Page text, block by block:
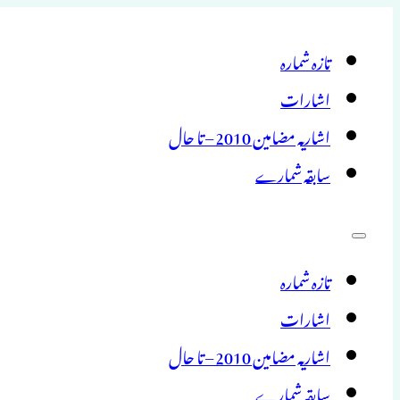
تازہ شمارہ
اشارات
اشاریہ مضامین 2010 – تا حال
سابقہ شمارے
تازہ شمارہ
اشارات
اشاریہ مضامین 2010 – تا حال
سابقہ شمارے